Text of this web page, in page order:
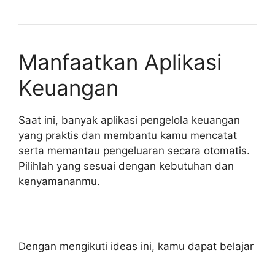
Manfaatkan Aplikasi
Keuangan
Saat ini, banyak aplikasi pengelola keuangan
yang praktis dan membantu kamu mencatat
serta memantau pengeluaran secara otomatis.
Pilihlah yang sesuai dengan kebutuhan dan
kenyamananmu.
Dengan mengikuti ideas ini, kamu dapat belajar